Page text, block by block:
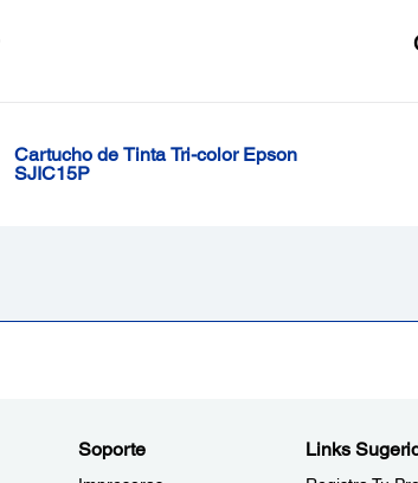
Cartucho de Tinta Tri-color Epson
SJIC15P
Soporte Links